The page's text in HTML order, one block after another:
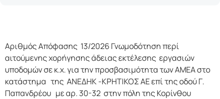
Αριθμός Απόφασης 13/2026 Γνωμοδότηση περί
αιτούμενης χορήγησης άδειας εκτέλεσης εργασιών
υποδομών σε κ.χ. για την προσβασιμότητα των ΑΜΕΑ στο
κατάστημα της ΑΝΕΔΗΚ -ΚΡΗΤΙΚΟΣ ΑΕ επί της οδού Γ.
Παπανδρέου με αρ. 30-32 στην πόλη της Κορίνθου